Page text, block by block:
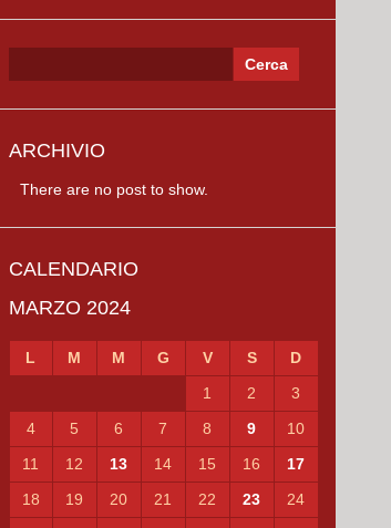
ARCHIVIO
There are no post to show.
CALENDARIO
MARZO 2024
L M M G V S
D
1
2
3
4
5 6 7 8 9
10
11
12 13 14 15 16
17
18
19 20 21 22 23
24